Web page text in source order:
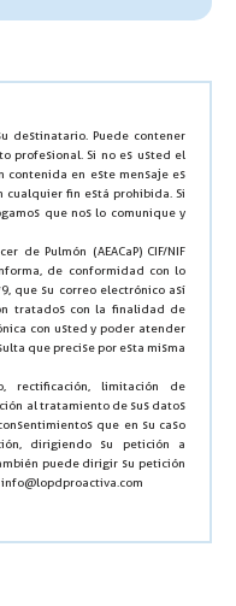
destinatario. Puede contener
profesional. Si no es usted el
contenida en este mensaje es
cualquier fin está prohibida. Si
que nos lo comunique y
de Pulmón (AEACaP) CIF/NIF
de conformidad con lo
que su correo electrónico así
tratados con la finalidad de
con usted y poder atender
que precise por esta misma
rectificación, limitación de
al tratamiento de sus datos
que en su caso
dirigiendo su petición a
puede dirigir su petición